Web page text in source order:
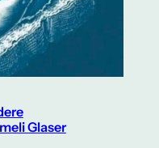
Glaser